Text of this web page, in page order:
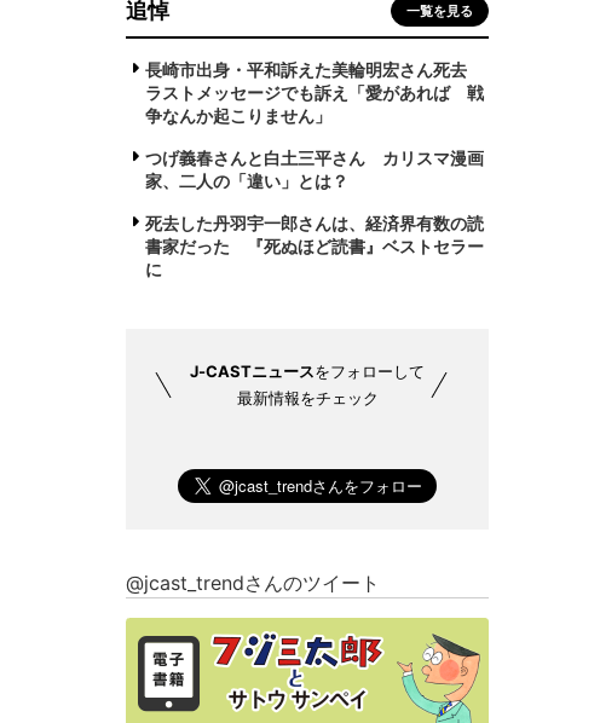
追悼 一覧を見る
長崎市出身・平和訴えた美輪明宏さん死去
ラストメッセージでも訴え「愛があれば 戦
争なんか起こりません」
つげ義春さんと白土三平さん カリスマ漫画
家、二人の「違い」とは？
死去した丹羽宇一郎さんは、経済界有数の読
書家だった 『死ぬほど読書』ベストセラー
に
J-CASTニュースをフォローして
最新情報をチェック
@jcast_trendさんのツイート